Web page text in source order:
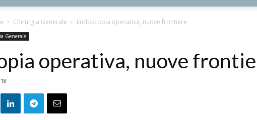
Chirurgia Generale Endoscopia operativa, nuove frontiere
Generale
operativa, nuove